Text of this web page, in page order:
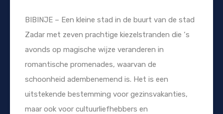
BIBINJE – Een kleine stad in de buurt van de stad
Zadar met zeven prachtige kiezelstranden die ‘s
avonds op magische wijze veranderen in
romantische promenades, waarvan de
schoonheid adembenemend is. Het is een
uitstekende bestemming voor gezinsvakanties,
maar ook voor cultuurliefhebbers en